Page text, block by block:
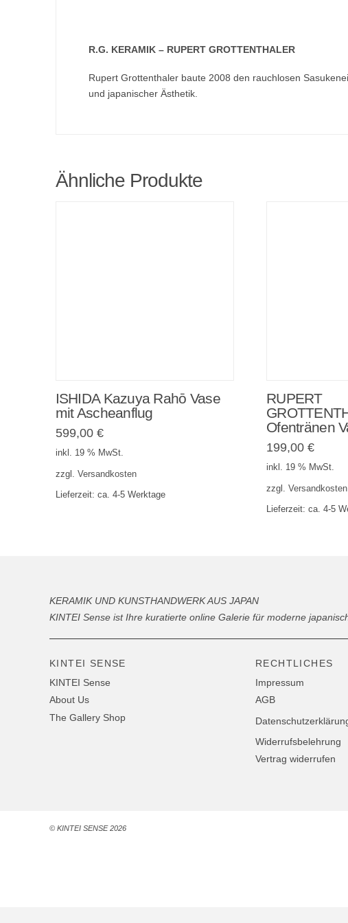
R.G. KERAMIK – RUPERT GROTTENTHALER
Rupert Grottenthaler baute 2008 den rauchlosen
und japanischer Ästhetik.
Ähnliche Produkte
ISHIDA Kazuya Rahō Vase
mit Ascheanflug
599,00 €
inkl. 19 % MwSt.
zzgl. Versandkosten
Lieferzeit: ca. 4-5 Werktage
RUPERT
Ofentränen
199,00€
inkl. 19 % MwSt.
zzgl.Versandkosten
Lieferzeit:ca. 4-5
KERAMIK UND KUNSTHANDWERK AUS JAPAN
KINTEI Sense ist Ihre kuratierte online Galerie für moderne
KINTEI SENSE
KINTEI Sense
About Us
The Gallery Shop
RECHTLICHES
Impressum
AGB
Widerrufsbelehrung
Vertrag widerrufen
© KINTEI SENSE 2026